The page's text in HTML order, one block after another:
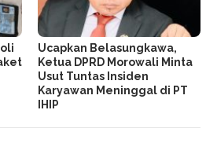
Ucapkan Belasungkawa,
Ketua DPRD Morowali Minta
Usut Tuntas Insiden
Karyawan Meninggal di PT
IHIP